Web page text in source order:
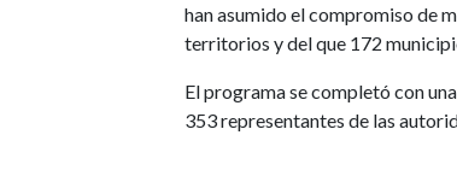
han asumido el compromiso de
territorios y del que 172
El programa se completó con
353 representantes de las